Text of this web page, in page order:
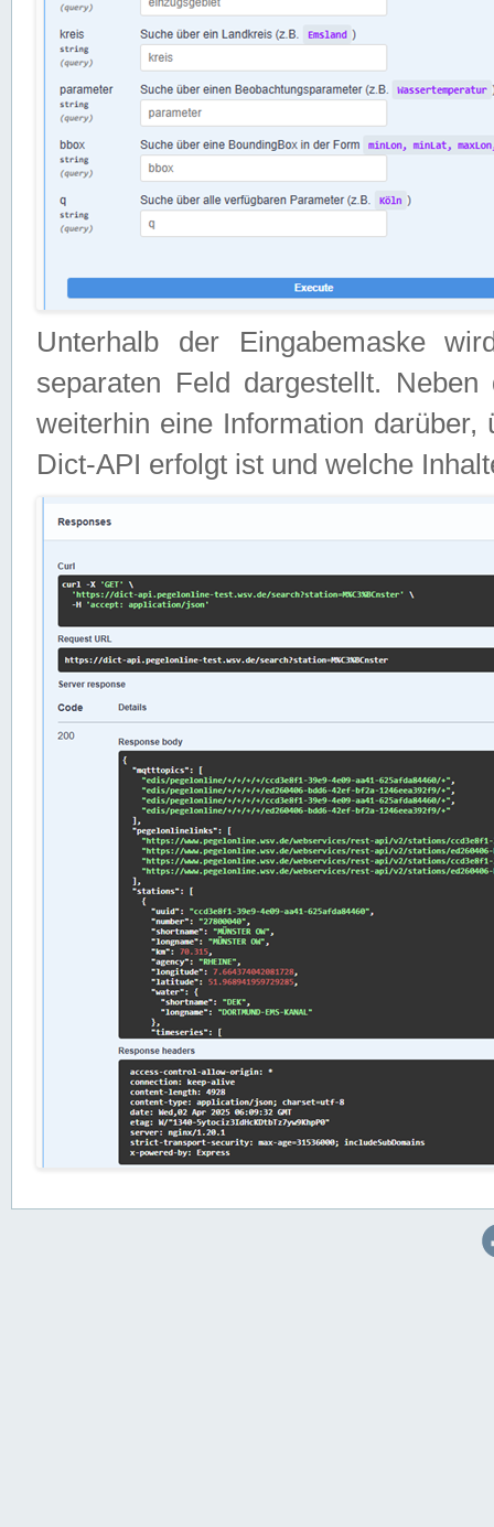
Unterhalb der Eingabemaske
separaten Feld dargestellt.
weiterhin eine Information
Dict-API erfolgt ist und welche